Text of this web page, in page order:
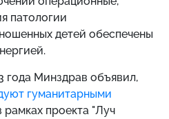
патологии
детей обеспечены
года Минздрав объявил,
гуманитарными
рамках проекта "Луч